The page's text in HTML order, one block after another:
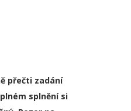
přečti zadání
splnění si